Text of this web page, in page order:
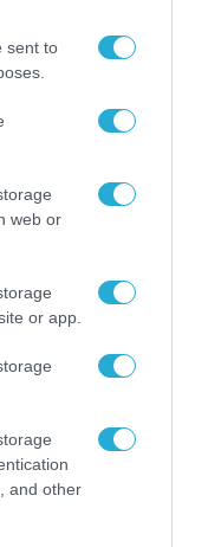
sent to
web or
or app.
and other
μέσα
κινητών
το